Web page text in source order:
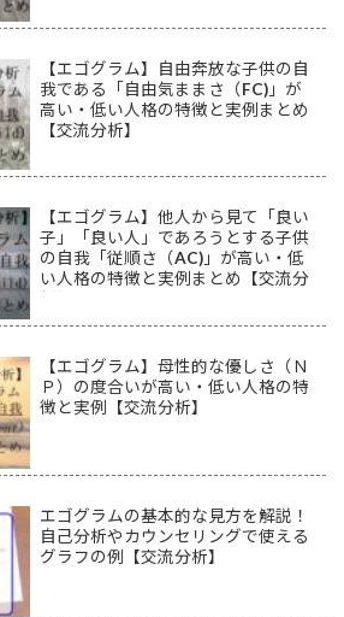
【エゴグラム】自由奔放な子供の自
我である「自由気ままさ（FC)」が
高い・低い人格の特徴と実例まとめ
【交流分析】
【エゴグラム】他人から見て「良い
子」「良い人」であろうとする子供
の自我「従順さ（AC)」が高い・低
い人格の特徴と実例まとめ【交流分
【エゴグラム】母性的な優しさ（Ｎ
Ｐ）の度合いが高い・低い人格の特
徴と実例【交流分析】
エゴグラムの基本的な見方を解説！
自己分析やカウンセリングで使える
グラフの例【交流分析】